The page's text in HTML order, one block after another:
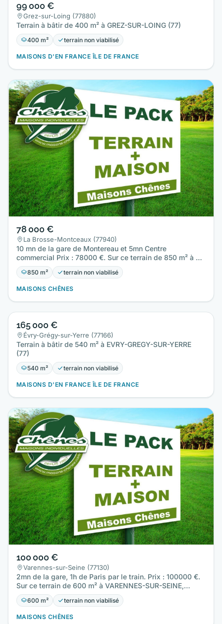
99 000 €
Grez-sur-Loing (77880)
Terrain à bâtir de 400 m² à GREZ-SUR-LOING (77)
400 m² terrain non viabilisé
MAISONS D'EN FRANCE ÎLE DE FRANCE
78 000 €
La Brosse-Montceaux (77940)
10 mn de la gare de Montereau et 5mn Centre
commercial Prix : 78000 €. Sur ce terrain de 850 m² à LA
BROSSE-MONTCEAUX…
850 m² terrain non viabilisé
MAISONS CHÊNES
165 000 €
Évry-Grégy-sur-Yerre (77166)
Terrain à bâtir de 540 m² à EVRY-GREGY-SUR-YERRE
(77)
540 m² terrain non viabilisé
MAISONS D'EN FRANCE ÎLE DE FRANCE
100 000 €
Varennes-sur-Seine (77130)
2mn de la gare, 1h de Paris par le train. Prix : 100000 €.
Sur ce terrain de 600 m² à VARENNES-SUR-SEINE,
Maisons…
600 m² terrain non viabilisé
MAISONS CHÊNES